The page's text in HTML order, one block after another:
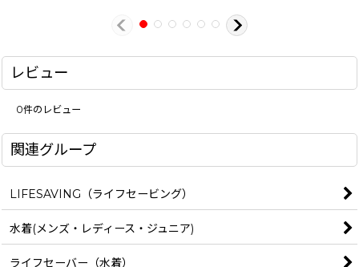
レビュー
0件のレビュー
関連グループ
LIFESAVING（ライフセービング）
水着(メンズ・レディース・ジュニア)
ライフセーバー（水着）